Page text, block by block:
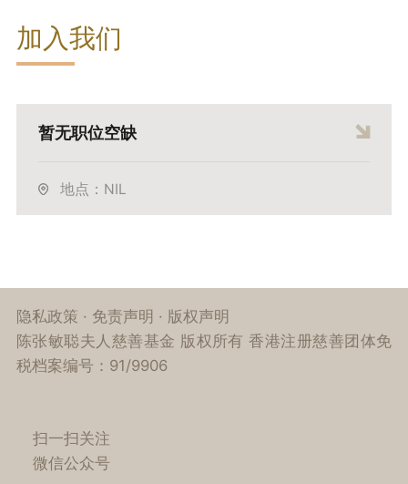
加入我们
暂无职位空缺
地点：NIL
隐私政策 · 免责声明 · 版权声明
陈张敏聪夫人慈善基金 版权所有 香港注册慈善团体免
税档案编号：91/9906
扫一扫关注
微信公众号